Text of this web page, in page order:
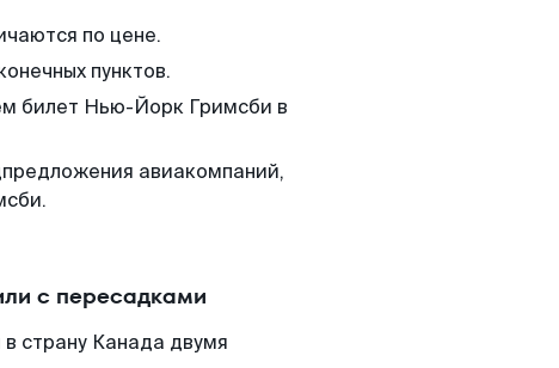
по цене.
пунктов.
билет Нью-Йорк Гримсби в
авиакомпаний,
с пересадками
страну Канада двумя